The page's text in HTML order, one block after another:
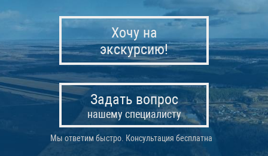
Хочу на
экскурсию!
Задать вопрос
нашему специалисту
Мы ответим быстро. Консультация бесплатна